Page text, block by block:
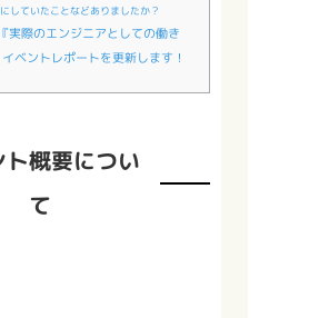
していたことなどありましたか？
実際のエンジニアとしての働き
ベントレポートを更新します！
ト概要につい
て